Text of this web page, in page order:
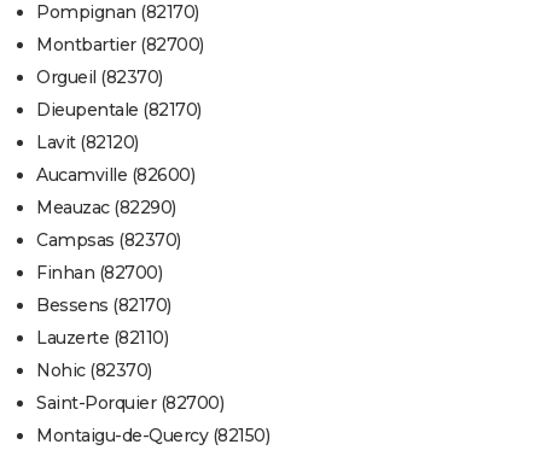
Pompignan (82170)
Montbartier (82700)
Orgueil (82370)
Dieupentale (82170)
Lavit (82120)
Aucamville (82600)
Meauzac (82290)
Campsas (82370)
Finhan (82700)
Bessens (82170)
Lauzerte (82110)
Nohic (82370)
Saint-Porquier (82700)
Montaigu-de-Quercy (82150)